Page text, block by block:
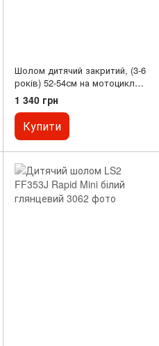
Шолом дитячий закритий, (3-6
років) 52-54см на мотоцикл
квадроцикл, рожевий
1 340 грн
Купити